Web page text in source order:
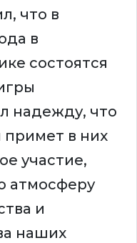
что в
в
состоятся
надежду, что
в них
участие,
атмосферу
и
наших